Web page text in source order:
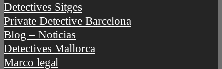
Detectives Sitges
Private Detective Barcelona
Blog – Noticias
Detectives Mallorca
Marco legal